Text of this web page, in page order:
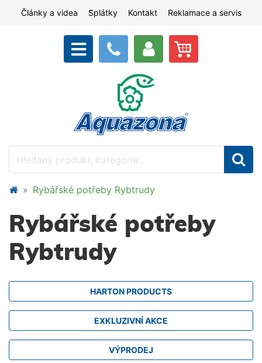
Články a videa Splátky Kontakt Reklamace a servis
Rybářské potřeby Rybtrudy
Rybářské potřeby
Rybtrudy
HARTON PRODUCTS
EXKLUZIVNÍ AKCE
VÝPRODEJ